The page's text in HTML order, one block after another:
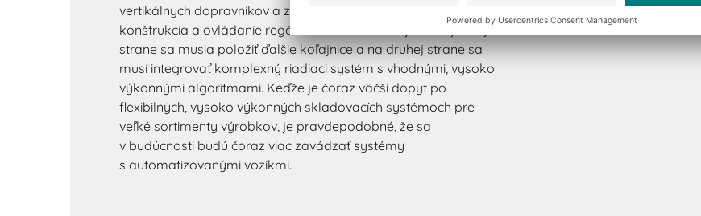
vertikálnych dopravníkov a zdvihákov. Ako už bolo spomenuté,
konštrukcia a ovládanie regálov sú oveľa zložitejšie. Na jednej
strane sa musia položiť ďalšie koľajnice a na druhej strane sa
musí integrovať komplexný riadiaci systém s vhodnými, vysoko
výkonnými algoritmami. Keďže je čoraz väčší dopyt po
flexibilných, vysoko výkonných skladovacích systémoch pre
veľké sortimenty výrobkov, je pravdepodobné, že sa
v budúcnosti budú čoraz viac zavádzať systémy
s automatizovanými vozíkmi.